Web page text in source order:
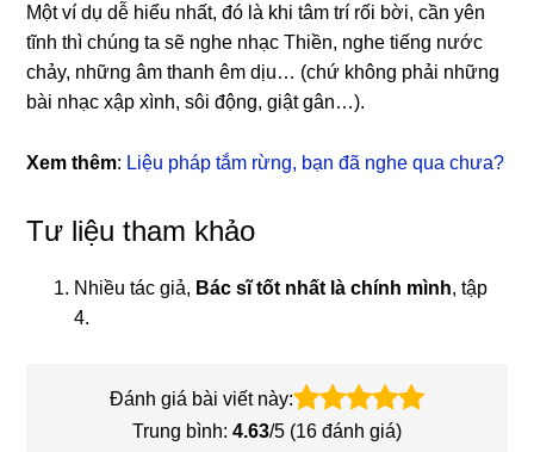
Một ví dụ dễ hiểu nhất, đó là khi tâm trí rối bời, cần yên
tĩnh thì chúng ta sẽ nghe nhạc Thiền, nghe tiếng nước
chảy, những âm thanh êm dịu… (chứ không phải những
bài nhạc xập xình, sôi động, giật gân…).
Xem thêm: Liệu pháp tắm rừng, bạn đã nghe qua chưa?
Tư liệu tham khảo
Nhiều tác giả, Bác sĩ tốt nhất là chính mình, tập
4.
Đánh giá bài viết này:
Trung bình: 4.63/5 (16 đánh giá)